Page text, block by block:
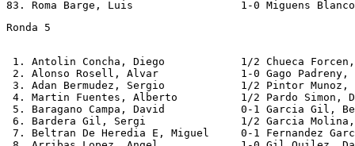
Ronda 5
1. Antolin Concha, Diego            1/2 Chueca
2. Alonso Rosell, Alvar             1-0 Gago Padreny,
3. Adan Bermudez, Sergio            1/2 Pintor Munoz,
4. Martin Fuentes, Alberto          1/2 Pardo Simon,
5. Baragano Campa, David            0-1 Garcia Gil,
6. Bardera Gil, Sergi               1/2 Garcia Molina,
7. Beltran De Heredia E, Miguel     0-1 Fernandez